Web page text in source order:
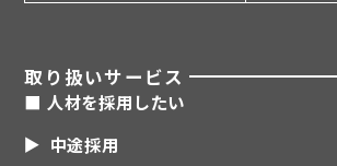
取り扱いサービス
■ 人材を採用したい
中途採用